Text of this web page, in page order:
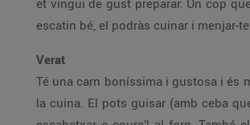
et vingui de gust preparar. Un cop
escatin bé, el podràs cuinar i menjar-
Verat
Té una carn boníssima i gustosa i és
la cuina. El pots guisar (amb ceba